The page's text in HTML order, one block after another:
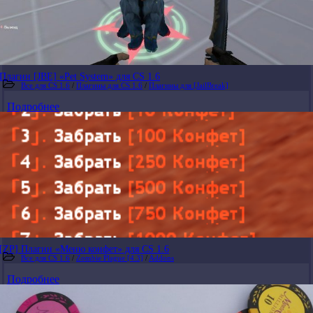
Плагин [JBE] «Pet System» для CS 1.6
Все для CS 1.6 / Плагины для CS 1.6 / Плагины для [JailBreak]
Подробнее
[ZP] Плагин «Меню конфет» для CS 1.6
Все для CS 1.6 / Zombie Plague [4.3] / Addons
Подробнее